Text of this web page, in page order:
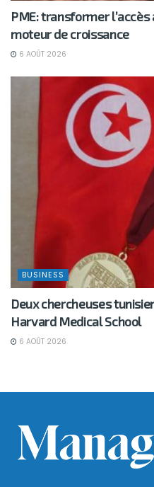
PME: transformer
moteur de croissance
6 AOÛT 2026
BUSINESS
Deux chercheuses
Harvard Medical School
6 AOÛT 2026